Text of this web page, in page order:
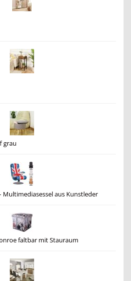
grau
Multimediasessel aus Kunstleder
faltbar mit Stauraum